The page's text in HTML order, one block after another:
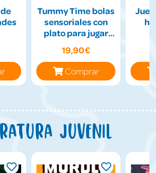
Tummy Time bolas
sensoriales con
plato para jugar
19,90€
Comprar
juvenil